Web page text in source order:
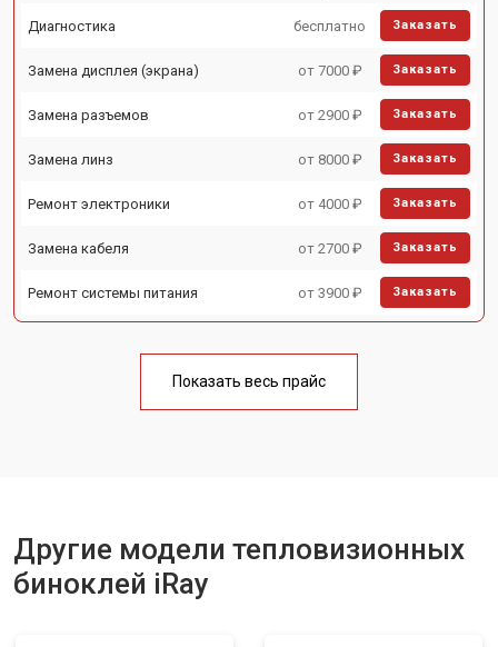
Диагностика бесплатно Заказать
Замена дисплея (экрана) от 7000 ₽ Заказать
Замена разъемов от 2900 ₽ Заказать
Замена линз от 8000 ₽ Заказать
Ремонт электроники от 4000 ₽ Заказать
Замена кабеля от 2700 ₽ Заказать
Ремонт системы питания от 3900 ₽ Заказать
Показать весь прайс
Другие модели тепловизионных
биноклей iRay